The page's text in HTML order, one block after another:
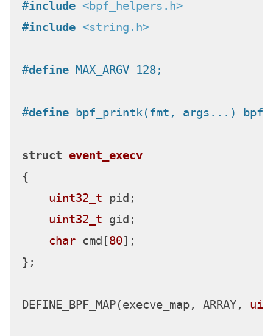
#include <bpf_helpers.h>
#include <string.h>
#define MAX_ARGV 128;
#define bpf_printk(fmt, args...)
struct event_execv
{
uint32_t pid;
uint32_t gid;
char cmd[80];
};
DEFINE_BPF_MAP(execve_map, ARRAY,